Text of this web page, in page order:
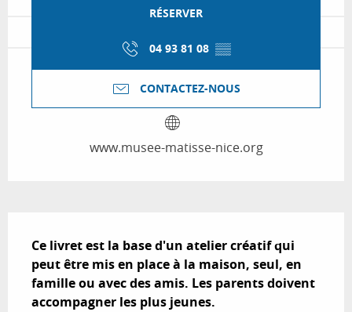
RÉSERVER
04 93 81 08 ▒▒
CONTACTEZ-NOUS
www.musee-matisse-nice.org
Ce livret est la base d'un atelier créatif qui
peut être mis en place à la maison, seul, en
famille ou avec des amis. Les parents doivent
accompagner les plus jeunes.